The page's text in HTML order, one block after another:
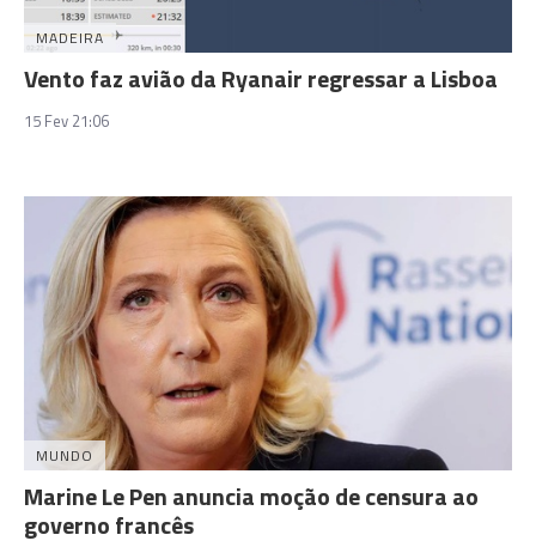
MADEIRA
Vento faz avião da Ryanair regressar a Lisboa
15 Fev 21:06
MUNDO
Marine Le Pen anuncia moção de censura ao
governo francês